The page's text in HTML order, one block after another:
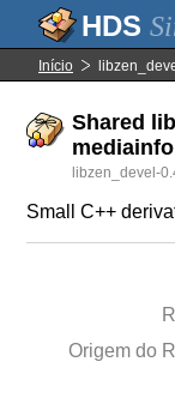
Início
Shared
libzen_devel-
Small C++
Origem do